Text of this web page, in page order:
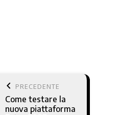
keyboard_arrow_left PRECEDENTE
Come testare la
nuova piattaforma